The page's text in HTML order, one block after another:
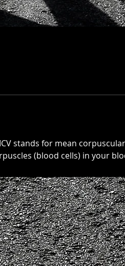
stands for mean
(blood cells) in your